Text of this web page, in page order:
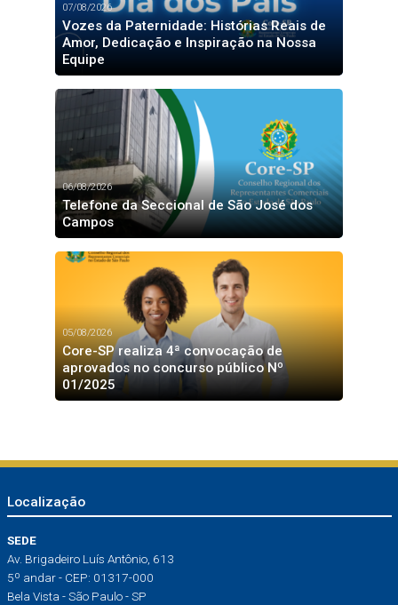
07/08/2026
Vozes da Paternidade: Histórias Reais de
Amor, Dedicação e Inspiração na Nossa
Equipe
06/08/2026
Telefone da Seccional de São José dos
Campos
05/08/2026
Core-SP realiza 4ª convocação de
aprovados no concurso público Nº
01/2025
Localização
SEDE
Av. Brigadeiro Luís Antônio, 613
5º andar - CEP: 01317-000
Bela Vista - São Paulo - SP